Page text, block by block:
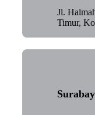
Jl.
Timur,